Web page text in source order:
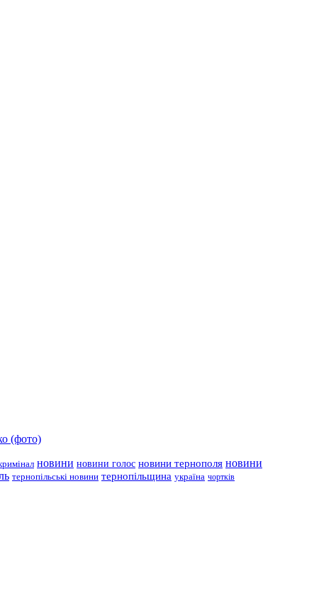
(фото)
новини новини голос новини тернополя новини
тернопільські новини тернопільщина україна чортків